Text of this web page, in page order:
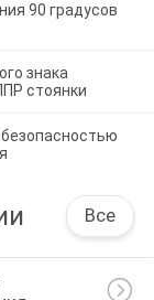
90 градусов
знака
стоянки
Все